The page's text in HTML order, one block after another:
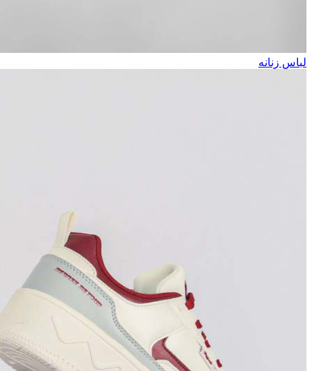
لباس زنانه